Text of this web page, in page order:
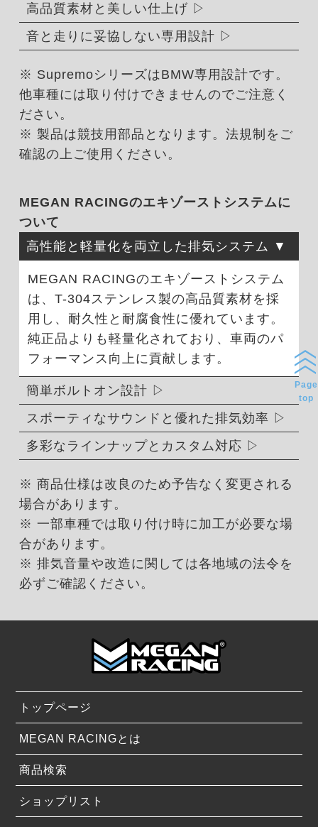
高品質素材と美しい仕上げ
音と走りに妥協しない専用設計
※ SupremoシリーズはBMW専用設計です。
他車種には取り付けできませんのでご注意く
ださい。
※ 製品は競技用部品となります。法規制をご
確認の上ご使用ください。
MEGAN RACINGのエキゾーストシステムに
ついて
高性能と軽量化を両立した排気システム
MEGAN RACINGのエキゾーストシステム
は、T-304ステンレス製の高品質素材を採
用し、耐久性と耐腐食性に優れています。
純正品よりも軽量化されており、車両のパ
フォーマンス向上に貢献します。
簡単ボルトオン設計
スポーティなサウンドと優れた排気効率
多彩なラインナップとカスタム対応
※ 商品仕様は改良のため予告なく変更される
場合があります。
※ 一部車種では取り付け時に加工が必要な場
合があります。
※ 排気音量や改造に関しては各地域の法令を
必ずご確認ください。
トップページ
MEGAN RACINGとは
商品検索
ショップリスト
Page
top